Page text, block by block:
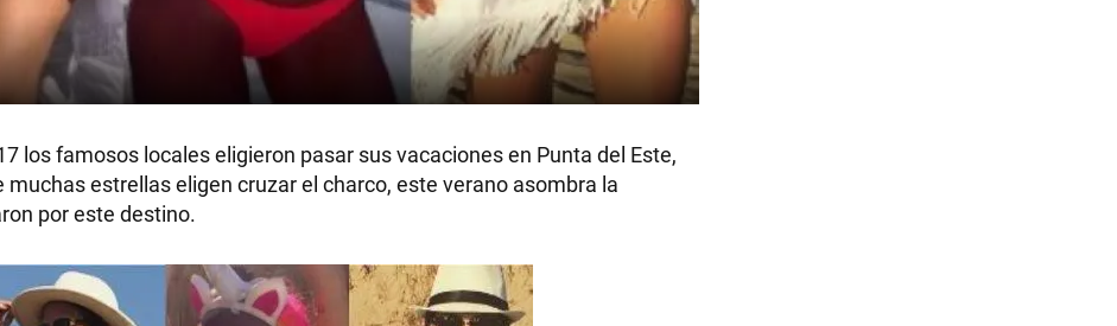
los famosos locales eligieron pasar sus vacaciones en Punta del Este,
estrellas eligen cruzar el charco, este verano asombra la
por este destino.